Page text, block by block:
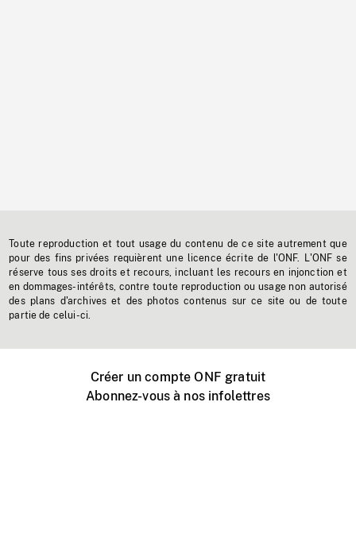
Toute reproduction et tout usage du contenu de ce site autrement que
pour des fins privées requièrent une licence écrite de l'ONF. L'ONF se
réserve tous ses droits et recours, incluant les recours en injonction et
en dommages-intérêts, contre toute reproduction ou usage non autorisé
des plans d'archives et des photos contenus sur ce site ou de toute
partie de celui-ci.
Créer un compte ONF gratuit
Abonnez-vous à nos infolettres